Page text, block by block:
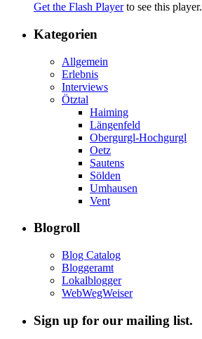
Get the Flash Playerto see this player.
Kategorien
Allgemein
Erlebnis
Interviews
Ötztal
Haiming
Längenfeld
Obergurgl-Hochgurgl
Oetz
Sautens
Sölden
Umhausen
Vent
Blogroll
Blog Catalog
Bloggeramt
Lokalblogger
WebWegWeiser
Sign up for our mailing list.